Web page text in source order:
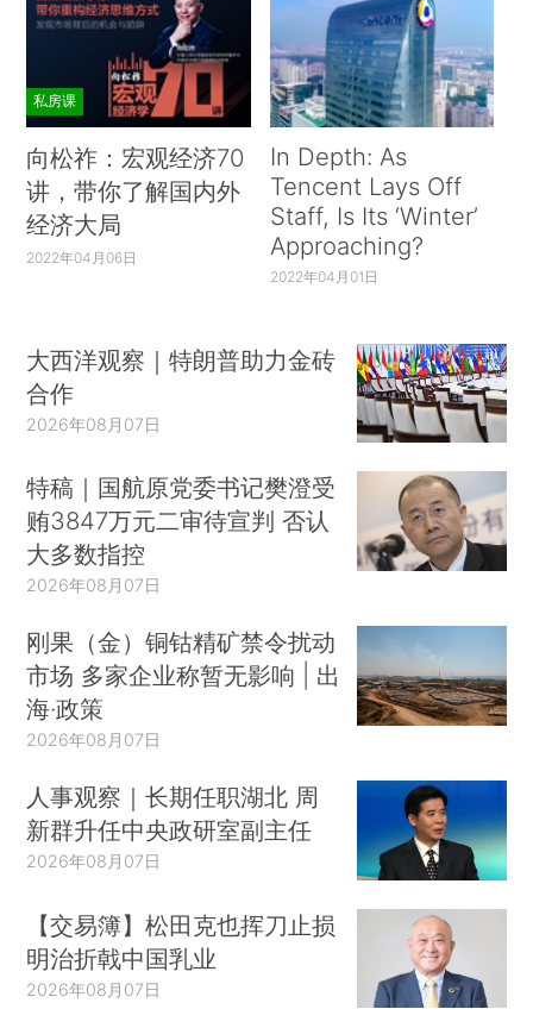
私房课
向松祚：宏观经济70
讲，带你了解国内外
经济大局
2022年04月06日
In Depth: As
Tencent Lays Off
Staff, Is Its ‘Winter’
Approaching?
2022年04月01日
大西洋观察｜特朗普助力金砖
合作
2026年08月07日
特稿｜国航原党委书记樊澄受
贿3847万元二审待宣判 否认
大多数指控
2026年08月07日
刚果（金）铜钴精矿禁令扰动
市场 多家企业称暂无影响 | 出
海·政策
2026年08月07日
人事观察｜长期任职湖北 周
新群升任中央政研室副主任
2026年08月07日
【交易簿】松田克也挥刀止损
明治折戟中国乳业
2026年08月07日